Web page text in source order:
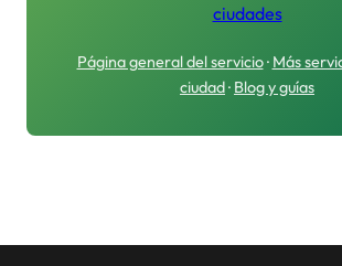
ciudades
Página general del servicio· Más
ciudad· Blog y guías